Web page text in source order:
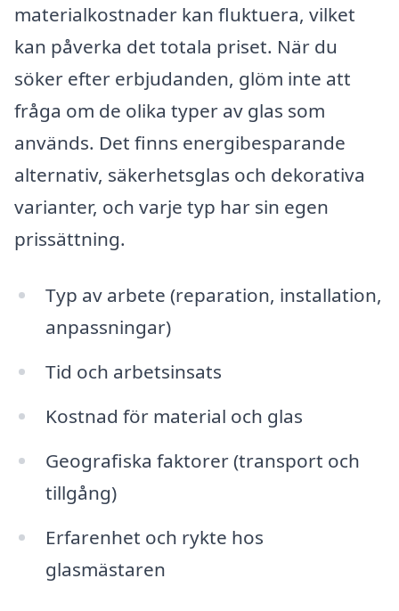
materialkostnader kan fluktuera, vilket
kan påverka det totala priset. När du
söker efter erbjudanden, glöm inte att
fråga om de olika typer av glas som
används. Det finns energibesparande
alternativ, säkerhetsglas och dekorativa
varianter, och varje typ har sin egen
prissättning.
Typ av arbete (reparation, installation,
anpassningar)
Tid och arbetsinsats
Kostnad för material och glas
Geografiska faktorer (transport och
tillgång)
Erfarenhet och rykte hos
glasmästaren